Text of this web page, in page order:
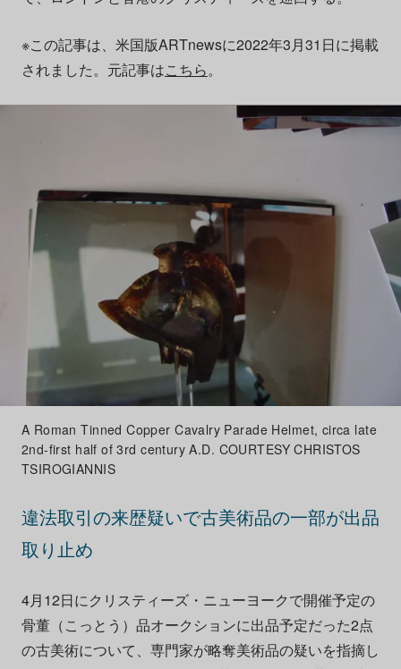
※この記事は、米国版ARTnewsに2022年3月31日に掲載
されました。元記事はこちら。
A Roman Tinned Copper Cavalry Parade Helmet, circa late
2nd-first half of 3rd century A.D. COURTESY CHRISTOS
TSIROGIANNIS
違法取引の来歴疑いで古美術品の一部が出品
取り止め
4月12日にクリスティーズ・ニューヨークで開催予定の
骨董（こっとう）品オークションに出品予定だった2点
の古美術について、専門家が略奪美術品の疑いを指摘し